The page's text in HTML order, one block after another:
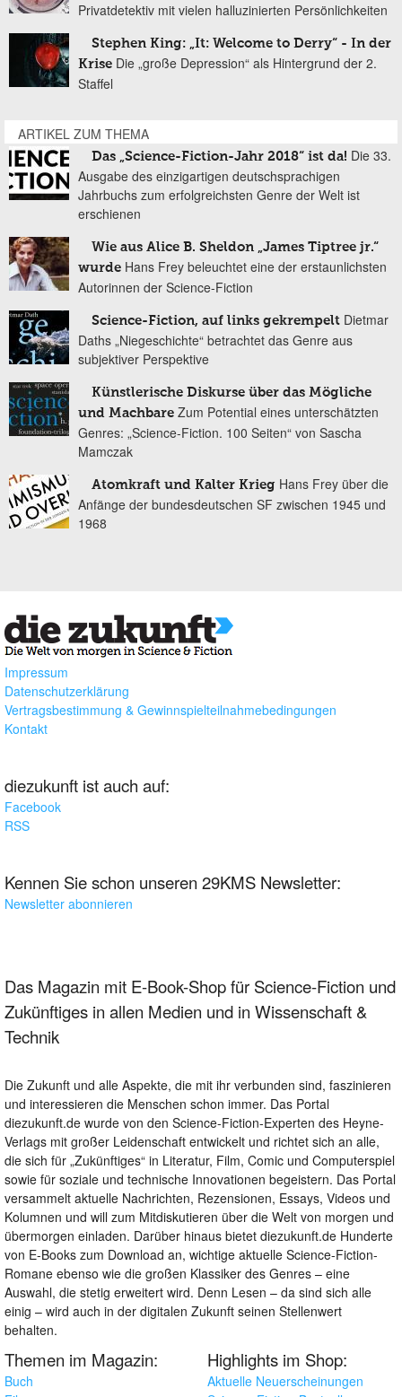
Privatdetektiv mit vielen halluzinierten Persönlichkeiten
Stephen King: „It: Welcome to Derry“ - In der
Krise Die „große Depression“ als Hintergrund der 2.
Staffel
ARTIKEL ZUM THEMA
Das „Science-Fiction-Jahr 2018“ ist da! Die 33.
Ausgabe des einzigartigen deutschsprachigen
Jahrbuchs zum erfolgreichsten Genre der Welt ist
erschienen
Wie aus Alice B. Sheldon „James Tiptree jr.“
wurde Hans Frey beleuchtet eine der erstaunlichsten
Autorinnen der Science-Fiction
Science-Fiction, auf links gekrempelt Dietmar
Daths „Niegeschichte“ betrachtet das Genre aus
subjektiver Perspektive
Künstlerische Diskurse über das Mögliche
und Machbare Zum Potential eines unterschätzten
Genres: „Science-Fiction. 100 Seiten“ von Sascha
Mamczak
Atomkraft und Kalter Krieg Hans Frey über die
Anfänge der bundesdeutschen SF zwischen 1945 und
1968
Impressum
Datenschutzerklärung
Vertragsbestimmung & Gewinnspielteilnahmebedingungen
Kontakt
diezukunft ist auch auf:
Facebook
RSS
Kennen Sie schon unseren 29KMS Newsletter:
Newsletter abonnieren
Das Magazin mit E-Book-Shop für Science-Fiction und
Zukünftiges in allen Medien und in Wissenschaft &
Technik
Die Zukunft und alle Aspekte, die mit ihr verbunden sind, faszinieren
und interessieren die Menschen schon immer. Das Portal
diezukunft.de wurde von den Science-Fiction-Experten des Heyne-
Verlags mit großer Leidenschaft entwickelt und richtet sich an alle,
die sich für „Zukünftiges“ in Literatur, Film, Comic und Computerspiel
sowie für soziale und technische Innovationen begeistern. Das Portal
versammelt aktuelle Nachrichten, Rezensionen, Essays, Videos und
Kolumnen und will zum Mitdiskutieren über die Welt von morgen und
übermorgen einladen. Darüber hinaus bietet diezukunft.de Hunderte
von E-Books zum Download an, wichtige aktuelle Science-Fiction-
Romane ebenso wie die großen Klassiker des Genres – eine
Auswahl, die stetig erweitert wird. Denn Lesen – da sind sich alle
einig – wird auch in der digitalen Zukunft seinen Stellenwert
behalten.
Themen im Magazin:
Buch
Highlights im Shop:
Aktuelle Neuerscheinungen